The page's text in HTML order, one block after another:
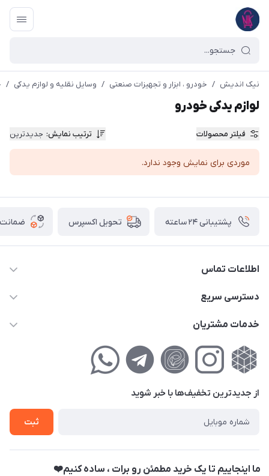
نیک اندیش / خودرو ، ابزار و تجهیزات صنعتی / وسایل نقلیه و لوازم یدکی /
لوازم یدکی خودرو
فیلتر محصولات ترتیب نمایش: جدیدترین
موردی برای نمایش وجود ندارد.
پشتیبانی ۲۴ ساعته تحویل اکسپرس ضمانت
اطلاعات تماس
02177111474
کوچه گلریز 4 غربی ، پلاک 13
دسترسی سریع
حساب کاربری
لیست محصولات
خدمات مشتریان
راهنمای‌خرید‌آنلاین
حریم خصوصی
فروش‌اقساطی
از جدید‌ترین تخفیف‌ها با‌ خبر شوید
ثبت
ما اینجاییم تا یک خرید مطمئن رو برات ، ساده کنیم❤️